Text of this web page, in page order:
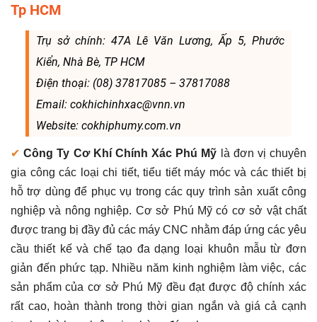
Tp HCM
Trụ sở chính: 47A Lê Văn Lương, Ấp 5, Phước
Kiển, Nhà Bè, TP HCM
Điện thoại: (08) 37817085 – 37817088
Email: cokhichinhxac@vnn.vn
Website: cokhiphumy.com.vn
✔Công Ty Cơ Khí Chính Xác Phú Mỹ là đơn vị chuyên
gia công các loại chi tiết, tiểu tiết máy móc và các thiết bị
hỗ trợ dùng để phục vụ trong các quy trình sản xuất công
nghiệp và nông nghiệp. Cơ sở Phú Mỹ có cơ sở vật chất
được trang bị đầy đủ các máy CNC nhằm đáp ứng các yêu
cầu thiết kế và chế tạo đa dạng loại khuôn mẫu từ đơn
giản đến phức tạp. Nhiều năm kinh nghiệm làm việc, các
sản phẩm của cơ sở Phú Mỹ đều đạt được độ chính xác
rất cao, hoàn thành trong thời gian ngắn và giá cả cạnh